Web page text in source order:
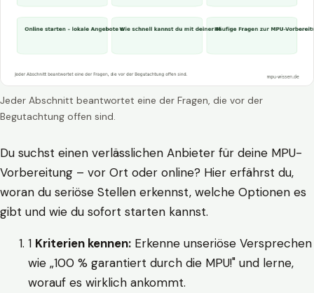
Jeder Abschnitt beantwortet eine der Fragen, die vor der
Begutachtung offen sind.
Du suchst einen verlässlichen Anbieter für deine MPU-
Vorbereitung – vor Ort oder online? Hier erfährst du,
woran du seriöse Stellen erkennst, welche Optionen es
gibt und wie du sofort starten kannst.
1 Kriterien kennen: Erkenne unseriöse Versprechen
wie „100 % garantiert durch die MPU!" und lerne,
worauf es wirklich ankommt.